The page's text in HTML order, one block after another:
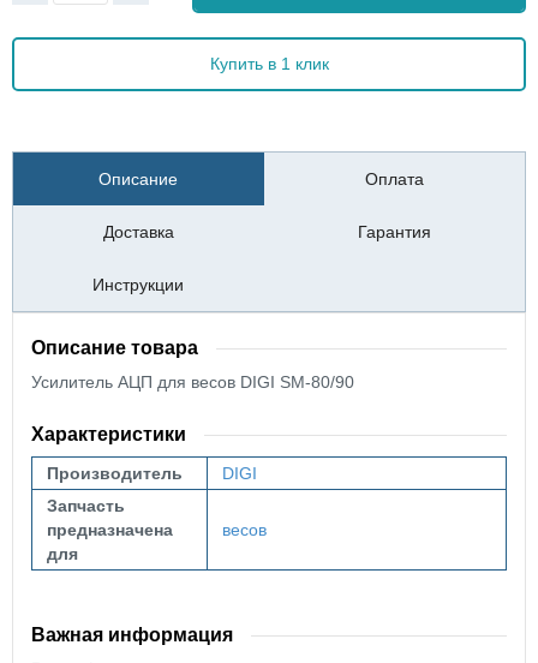
Купить в 1 клик
Описание Оплата
Доставка Гарантия
Инструкции
Описание товара
Усилитель АЦП для весов DIGI SM-80/90
Характеристики
Производитель
DIGI
Запчасть
предназначена
для
весов
Важная информация